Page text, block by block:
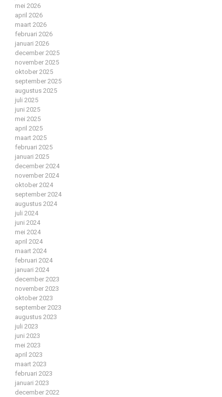
mei 2026
april 2026
maart 2026
februari 2026
januari 2026
december 2025
november 2025
oktober 2025
september 2025
augustus 2025
juli 2025
juni 2025
mei 2025
april 2025
maart 2025
februari 2025
januari 2025
december 2024
november 2024
oktober 2024
september 2024
augustus 2024
juli 2024
juni 2024
mei 2024
april 2024
maart 2024
februari 2024
januari 2024
december 2023
november 2023
oktober 2023
september 2023
augustus 2023
juli 2023
juni 2023
mei 2023
april 2023
maart 2023
februari 2023
januari 2023
december 2022